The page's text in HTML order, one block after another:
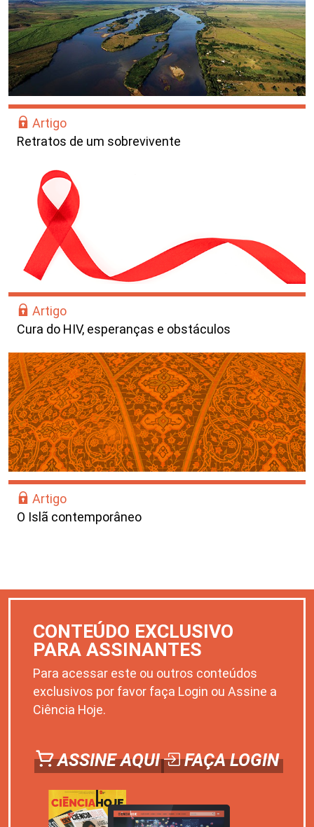
Artigo
Retratos de um sobrevivente
Artigo
Cura do HIV, esperanças e obstáculos
Artigo
O Islã contemporâneo
CONTEÚDO EXCLUSIVO
PARA ASSINANTES
Para acessar este ou outros conteúdos
exclusivos por favor faça Login ou Assine a
Ciência Hoje.
ASSINE AQUI FAÇA LOGIN